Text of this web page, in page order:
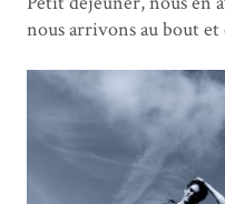
nous arrivons au bout et